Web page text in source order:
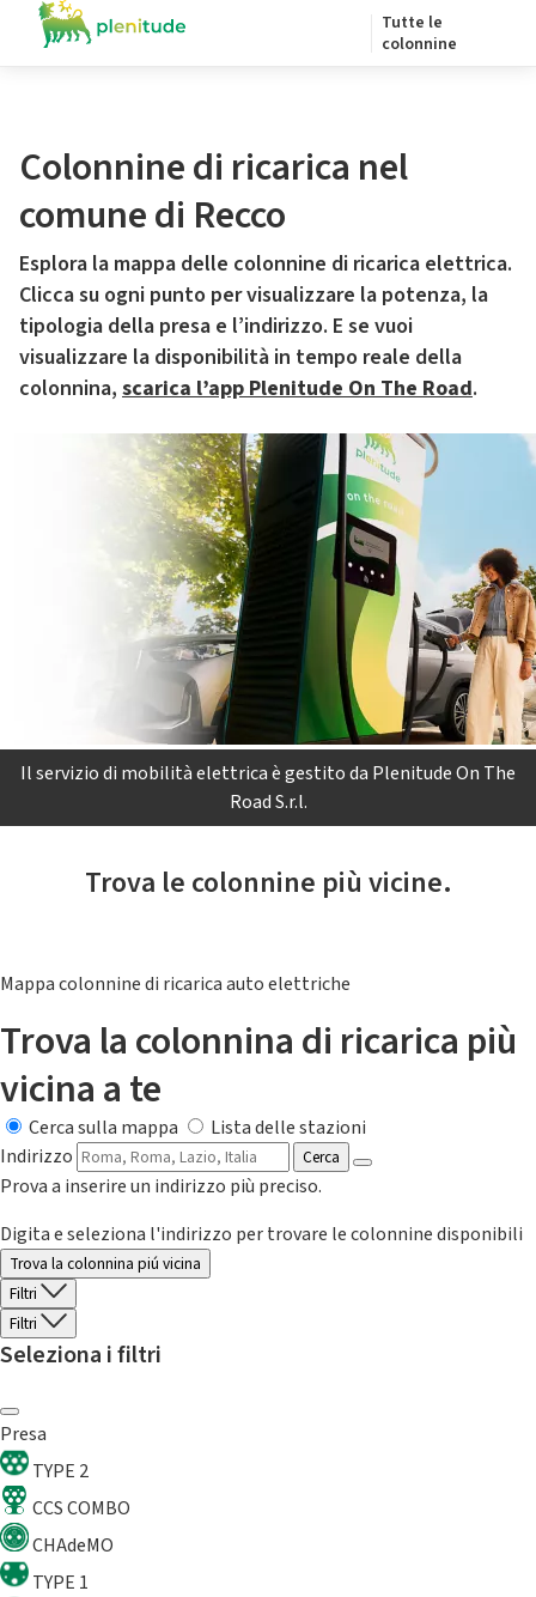
Tutte le
colonnine
Colonnine di ricarica nel
comune di Recco
Esplora la mappa delle colonnine di ricarica elettrica.
Clicca su ogni punto per visualizzare la potenza, la
tipologia della presa e l’indirizzo. E se vuoi
visualizzare la disponibilità in tempo reale della
colonnina, scarica l’app Plenitude On The Road.
Il servizio di mobilità elettrica è gestito da Plenitude On The
Road S.r.l.
Trova le colonnine più vicine.
Mappa colonnine di ricarica auto elettriche
Trova la colonnina di ricarica più
vicina a te
Cerca sulla mappa
Lista delle stazioni
Indirizzo
Cerca
Prova a inserire un indirizzo più preciso.
Digita e seleziona l'indirizzo per trovare le colonnine disponibili
Trova la colonnina piú vicina
Filtri
Filtri
Seleziona i filtri
Presa
TYPE 2
CCS COMBO
CHAdeMO
TYPE 1